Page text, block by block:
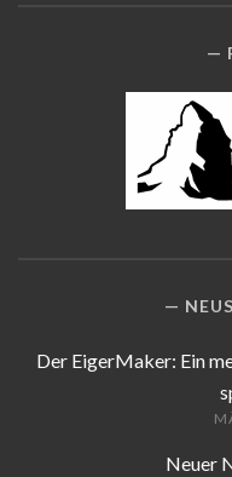
Der EigerMaker: Ein
Neuer